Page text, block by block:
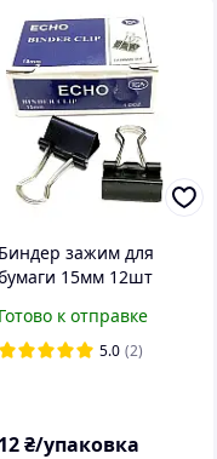
Биндер зажим для
15мм 12шт
металлический
офисный канцелярский
Готово к отправке
5.0 (2)
12₴/упаковка